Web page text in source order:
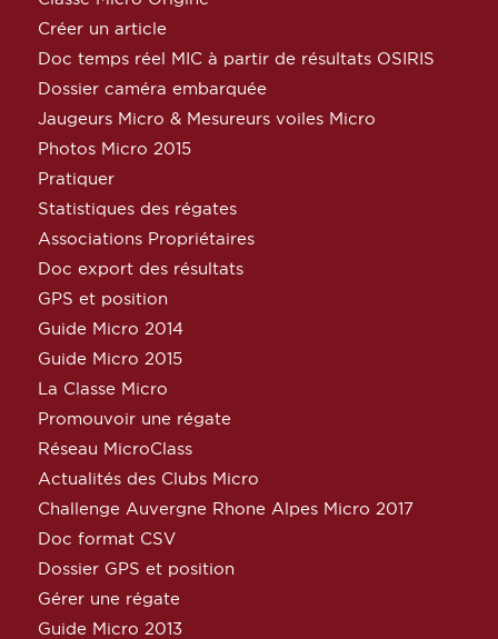
Créer un article
Doc temps réel MIC à partir de résultats OSIRIS
Dossier caméra embarquée
Jaugeurs Micro & Mesureurs voiles Micro
Photos Micro 2015
Pratiquer
Statistiques des régates
Associations Propriétaires
Doc export des résultats
GPS et position
Guide Micro 2014
Guide Micro 2015
La Classe Micro
Promouvoir une régate
Réseau MicroClass
Actualités des Clubs Micro
Challenge Auvergne Rhone Alpes Micro 2017
Doc format CSV
Dossier GPS et position
Gérer une régate
Guide Micro 2013